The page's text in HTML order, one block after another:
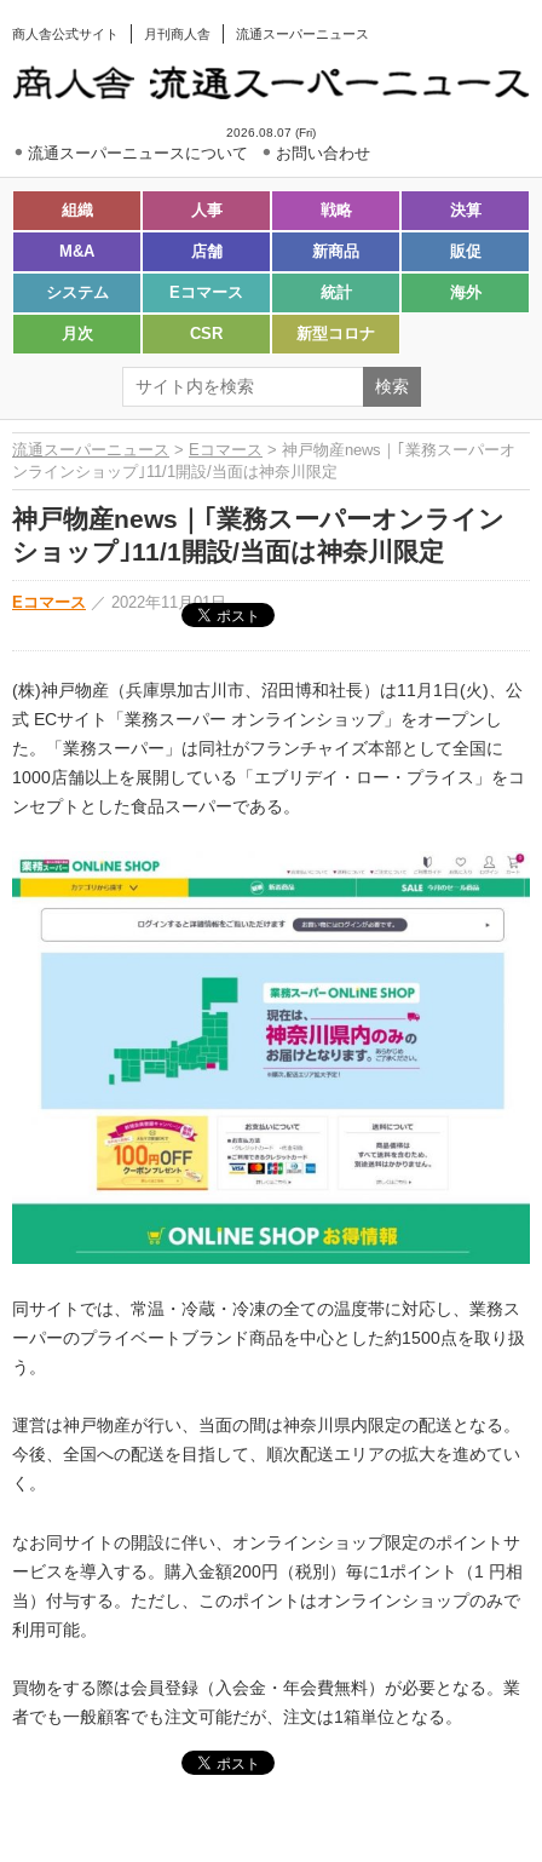
商人舎公式サイト 月刊商人舎 流通スーパーニュース
2026.08.07 (Fri)
流通スーパーニュースについて お問い合わせ
組織 人事 戦略 決算
M&A 店舗 新商品 販促
システム Eコマース 統計 海外
月次 CSR 新型コロナ
流通スーパーニュース > Eコマース > 神戸物産news｜｢業務スーパーオ
ンラインショップ｣11/1開設/当面は神奈川限定
神戸物産news｜｢業務スーパーオンライン
ショップ｣11/1開設/当面は神奈川限定
Eコマース ／ 2022年11月01日
(株)神戸物産（兵庫県加古川市、沼田博和社長）は11月1日(火)、公
式 ECサイト「業務スーパー オンラインショップ」をオープンし
た。「業務スーパー」は同社がフランチャイズ本部として全国に
1000店舗以上を展開している「エブリデイ・ロー・プライス」をコ
ンセプトとした食品スーパーである。
同サイトでは、常温・冷蔵・冷凍の全ての温度帯に対応し、業務ス
ーパーのプライベートブランド商品を中心とした約1500点を取り扱
う。
運営は神戸物産が行い、当面の間は神奈川県内限定の配送となる。
今後、全国への配送を目指して、順次配送エリアの拡大を進めてい
く。
なお同サイトの開設に伴い、オンラインショップ限定のポイントサ
ービスを導入する。購入金額200円（税別）毎に1ポイント（1 円相
当）付与する。ただし、このポイントはオンラインショップのみで
利用可能。
買物をする際は会員登録（入会金・年会費無料）が必要となる。業
者でも一般顧客でも注文可能だが、注文は1箱単位となる。